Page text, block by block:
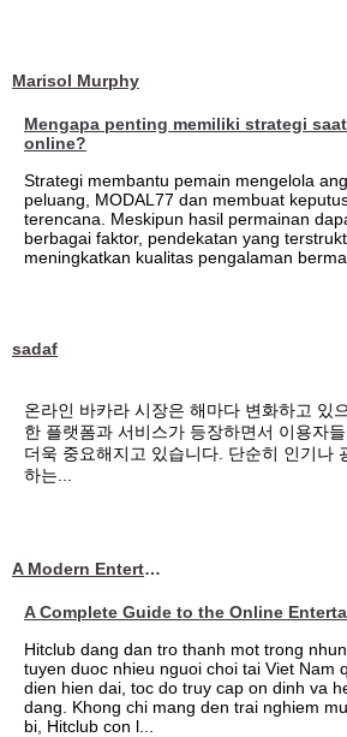
Marisol Murphy
Mengapa penting memiliki strategi
online?
Strategi membantu pemain mengelola
peluang, MODAL77 dan membuat
terencana. Meskipun hasil permainan
berbagai faktor, pendekatan yang
meningkatkan kualitas pengalaman
sadaf
온라인 바카라 시장은 해마다 변화하고 있
한 플랫폼과 서비스가 등장하면서 이용자
더욱 중요해지고 있습니다. 단순히 인기나
하는...
A Modern Entertainment Platform Bringing
A Complete Guide to the Online
Hitclub dang dan tro thanh mot trong
tuyen duoc nhieu nguoi choi tai Viet Nam
dien hien dai, toc do truy cap on dinh va
dang. Khong chi mang den trai nghiem
bi, Hitclub con l...